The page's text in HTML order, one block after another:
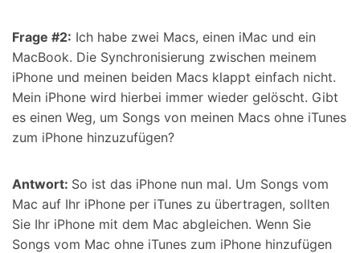
Frage #2: Ich habe zwei Macs, einen iMac und ein
MacBook. Die Synchronisierung zwischen meinem
iPhone und meinen beiden Macs klappt einfach nicht.
Mein iPhone wird hierbei immer wieder gelöscht. Gibt
es einen Weg, um Songs von meinen Macs ohne iTunes
zum iPhone hinzuzufügen?
Antwort: So ist das iPhone nun mal. Um Songs vom
Mac auf Ihr iPhone per iTunes zu übertragen, sollten
Sie Ihr iPhone mit dem Mac abgleichen. Wenn Sie
Songs vom Mac ohne iTunes zum iPhone hinzufügen